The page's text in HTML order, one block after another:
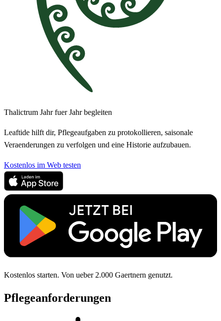
Thalictrum Jahr fuer Jahr begleiten
Leaftide hilft dir, Pflegeaufgaben zu protokollieren, saisonale
Veraenderungen zu verfolgen und eine Historie aufzubauen.
Kostenlos im Web testen
Kostenlos starten. Von ueber 2.000 Gaertnern genutzt.
Pflegeanforderungen